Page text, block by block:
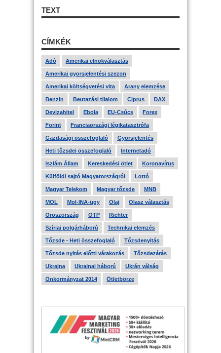
TEXT
CÍMKÉK
Adó Amerikai elnökválasztás
Amerikai gyorsjelentési szezon
Amerikai költségvetési vita Arany elemzése
Benzin Beutazási tilalom Ciprus DAX
Devizahitel Ebola EU-Csúcs Forex
Forint Franciaországi légikatasztrófa
Gazdasági összefoglaló Gyorsjelentés
Heti tőzsdei összefoglaló Internetadó
Iszlám Állam Kereskedési ötlet Koronavírus
Külföldi sajtó Magyarországról Lottó
Magyar Telekom Magyar tőzsde MNB
MOL Mol-INA-ügy Olaj Olasz választás
Oroszország OTP Richter
Szíriai polgárháború Technikai elemzés
Tőzsde - Heti összefoglaló Tőzsdenyitás
Tőzsde nyitás előtti várakozás Tőzsdezárás
Ukrajna Ukrajnai háború Ukrán válság
Önkormányzat 2014 Ötletbörze